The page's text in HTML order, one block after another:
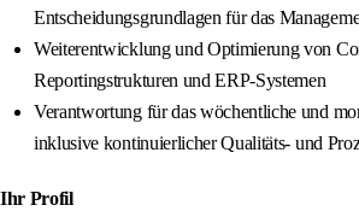
Entscheidungsgrundlagen für das
Weiterentwicklung und Optimierung von
Reportingstrukturen und ERP‑Systemen
Verantwortung für das wöchentliche und
inklusive kontinuierlicher Qualitäts‑ und
Ihr Profil